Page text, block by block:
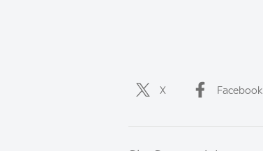
X Facebook